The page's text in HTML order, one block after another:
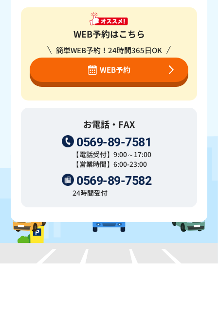
WEB予約はこちら
簡単WEB予約！24時間365日OK
WEB予約
お電話・FAX
0569-89-7581
【電話受付】9:00～17:00
【営業時間】6:00-23:00
0569-89-7582
24時間受付